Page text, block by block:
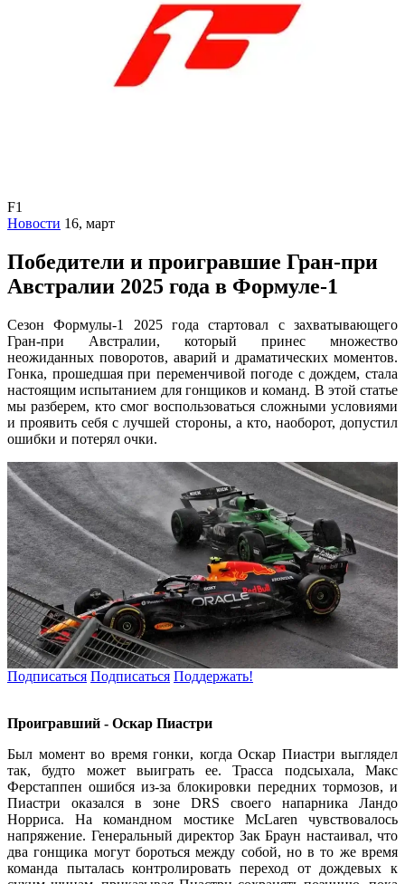
F1
Новости 16, март
Победители и проигравшие Гран-при
Австралии 2025 года в Формуле-1
Сезон Формулы-1 2025 года стартовал с захватывающего
Гран-при Австралии, который принес множество
неожиданных поворотов, аварий и драматических моментов.
Гонка, прошедшая при переменчивой погоде с дождем, стала
настоящим испытанием для гонщиков и команд. В этой статье
мы разберем, кто смог воспользоваться сложными условиями
и проявить себя с лучшей стороны, а кто, наоборот, допустил
ошибки и потерял очки.
Подписаться Подписаться Поддержать!
Проигравший - Оскар Пиастри
Был момент во время гонки, когда Оскар Пиастри выглядел
так, будто может выиграть ее. Трасса подсыхала, Макс
Ферстаппен ошибся из-за блокировки передних тормозов, и
Пиастри оказался в зоне DRS своего напарника Ландо
Норриса. На командном мостике McLaren чувствовалось
напряжение. Генеральный директор Зак Браун настаивал, что
два гонщика могут бороться между собой, но в то же время
команда пыталась контролировать переход от дождевых к